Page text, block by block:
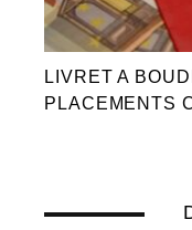
LIVRET A
PLACEMENTS